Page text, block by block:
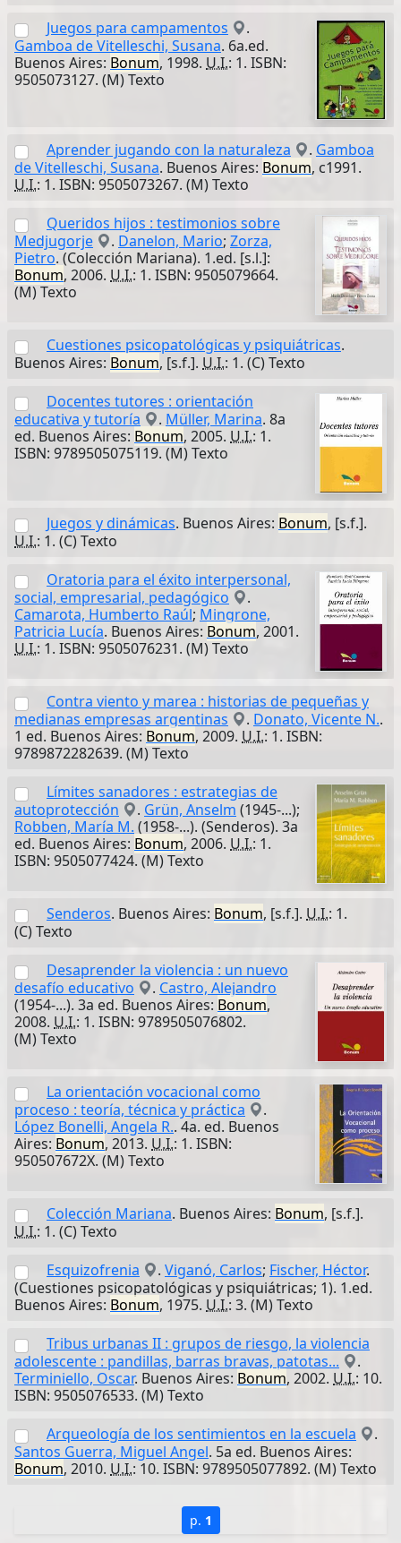
Juegos para campamentos
.
Gamboa de Vitelleschi, Susana. 6a.ed.
Buenos Aires: Bonum, 1998. U.I.: 1. ISBN:
9505073127. (M) Texto
Aprender jugando con la naturaleza . Gamboa
de Vitelleschi, Susana. Buenos Aires: Bonum, c1991.
U.I.: 1. ISBN: 9505073267. (M) Texto
Queridos hijos : testimonios sobre
Medjugorje
. Danelon, Mario; Zorza,
Pietro. (Colección Mariana). 1.ed. [s.l.]:
Bonum, 2006. U.I.: 1. ISBN: 9505079664.
(M) Texto
Cuestiones psicopatológicas y psiquiátricas.
Buenos Aires: Bonum, [s.f.]. U.I.: 1. (C) Texto
Docentes tutores : orientación
educativa y tutoría
. Müller, Marina. 8a
ed. Buenos Aires: Bonum, 2005. U.I.: 1.
ISBN: 9789505075119. (M) Texto
Juegos y dinámicas. Buenos Aires: Bonum, [s.f.].
U.I.: 1. (C) Texto
Oratoria para el éxito interpersonal,
social, empresarial, pedagógico
.
Camarota, Humberto Raúl; Mingrone,
Patricia Lucía. Buenos Aires: Bonum, 2001.
U.I.: 1. ISBN: 9505076231. (M) Texto
Contra viento y marea : historias de pequeñas y
medianas empresas argentinas
. Donato, Vicente N..
1 ed. Buenos Aires: Bonum, 2009. U.I.: 1. ISBN:
9789872282639. (M) Texto
Límites sanadores : estrategias de
autoprotección
. Grün, Anselm (1945-...);
Robben, María M. (1958-...). (Senderos). 3a
ed. Buenos Aires: Bonum, 2006. U.I.: 1.
ISBN: 9505077424. (M) Texto
Senderos. Buenos Aires: Bonum, [s.f.]. U.I.: 1.
(C) Texto
Desaprender la violencia : un nuevo
desafío educativo
. Castro, Alejandro
(1954-...). 3a ed. Buenos Aires: Bonum,
2008. U.I.: 1. ISBN: 9789505076802.
(M) Texto
La orientación vocacional como
proceso : teoría, técnica y práctica
.
López Bonelli, Angela R.. 4a. ed. Buenos
Aires: Bonum, 2013. U.I.: 1. ISBN:
950507672X. (M) Texto
Colección Mariana. Buenos Aires: Bonum, [s.f.].
U.I.: 1. (C) Texto
Esquizofrenia
. Viganó, Carlos; Fischer, Héctor.
(Cuestiones psicopatológicas y psiquiátricas; 1). 1.ed.
Buenos Aires: Bonum, 1975. U.I.: 3. (M) Texto
Tribus urbanas II : grupos de riesgo, la violencia
adolescente : pandillas, barras bravas, patotas...
.
Terminiello, Oscar. Buenos Aires: Bonum, 2002. U.I.: 10.
ISBN: 9505076533. (M) Texto
Arqueología de los sentimientos en la escuela
.
Santos Guerra, Miguel Angel. 5a ed. Buenos Aires:
Bonum, 2010. U.I.: 10. ISBN: 9789505077892. (M) Texto
p. 1